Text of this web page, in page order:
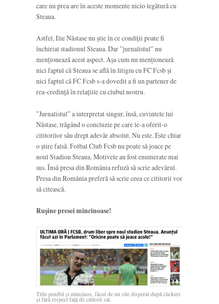
care nu prea are în aceste momente nicio legătură cu
Steaua.
Astfel, Ilie Năstase nu știe în ce condiții poate fi
închiriat stadionul Steaua. Dar ”jurnalistul” nu
menționează acest aspect. Așa cum nu menționează
nici faptul că Steaua se află în litigiu cu FC Fcsb și
nici faptul că FC Fcsb s-a dovedit a fi un partener de
rea-credință în relațiile cu clubul nostru.
”Jurnalistul” a interpretat singur, însă, cuvintele lui
Năstase, trăgând o concluzie pe care le-a oferit-o
cititorilor său drept adevăr absolut. Nu este. Este chiar
o știre falsă. Fotbal Club Fcsb nu poate să joace pe
noul Stadion Steaua. Motivele au fost enumerate mai
sus. Însă presa din România refuză să scrie adevărul.
Presa din România preferă să scrie ceea ce cititorii vor
să citească.
Rușine presei mincinoase!
Titlu penibil și mincinos, făcut de un site disperat după clickuri
și fără respect față de cititorii săi.